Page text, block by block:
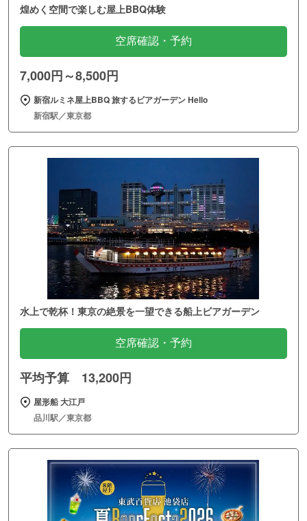
煌めく空間で楽しむ屋上BBQ体験
空席確認・予約
7,000円～8,500円
新宿ルミネ屋上BBQ 旅するビアガーデン Hello
新宿駅／東京都
水上で乾杯！東京の絶景を一望できる船上ビアガーデン
空席確認・予約
平均予算 13,200円
屋形船 大江戸
品川駅／東京都